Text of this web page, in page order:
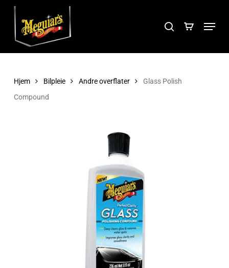
main
search Menu
Hjem Bilpleie Andre overflater
Glass Polish
Compound
Close